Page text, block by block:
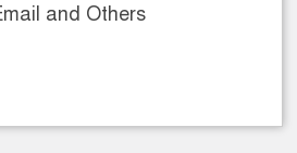
and Others